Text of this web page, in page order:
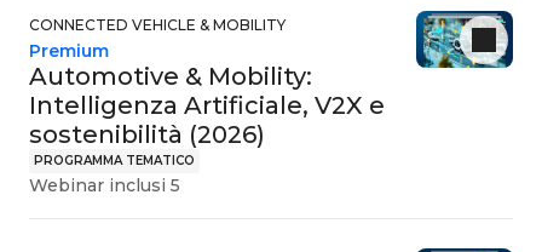
CONNECTED VEHICLE & MOBILITY
PROGRAMMA TEMATICO
Automotive & Mobility:
Intelligenza Artificiale, V2X e
sostenibilità (2026)
Premium
Webinar inclusi 5